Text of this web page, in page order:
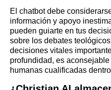
El chatbot debe
información y apoyo
pueden guiarte en tus
sobre los debates
decisiones vitales
profundidad, es
humanas cualificadas